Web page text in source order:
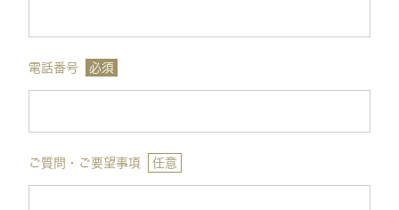
電話番号 必須
ご質問・ご要望事項 任意